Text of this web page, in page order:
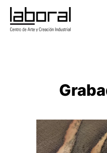
Saltar
contenido